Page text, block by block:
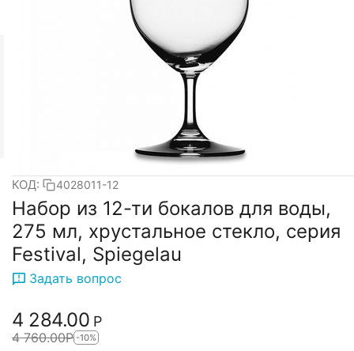
КОД: 4028011-12
Набор из 12-ти бокалов для воды,
275 мл, хрустальное стекло, серия
Festival, Spiegelau
Задать вопрос
4 284.00 Р
4 760.00Р -10%